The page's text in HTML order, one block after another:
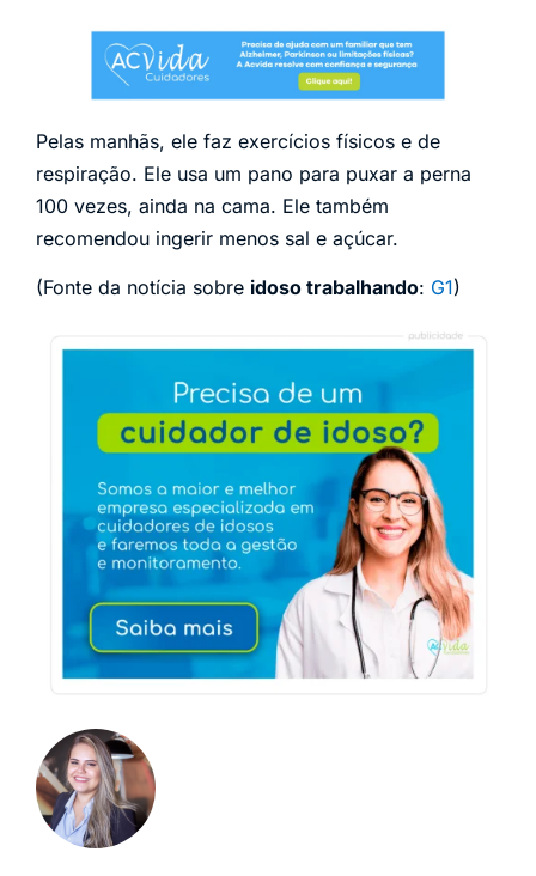
Pelas manhãs, ele faz exercícios físicos e de
respiração. Ele usa um pano para puxar a perna
100 vezes, ainda na cama. Ele também
recomendou ingerir menos sal e açúcar.
(Fonte da notícia sobre idoso trabalhando: G1)